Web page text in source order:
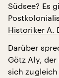
Südsee? Es
Historiker A.
Darüber
Götz Aly,
sich